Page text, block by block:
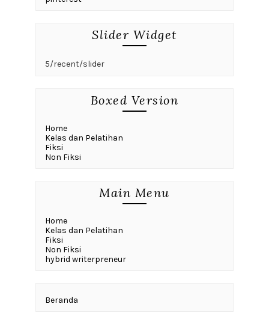
Slider Widget
5/recent/slider
Boxed Version
Home
Kelas dan Pelatihan
Fiksi
Non Fiksi
Main Menu
Home
Kelas dan Pelatihan
Fiksi
Non Fiksi
hybrid writerpreneur
Beranda